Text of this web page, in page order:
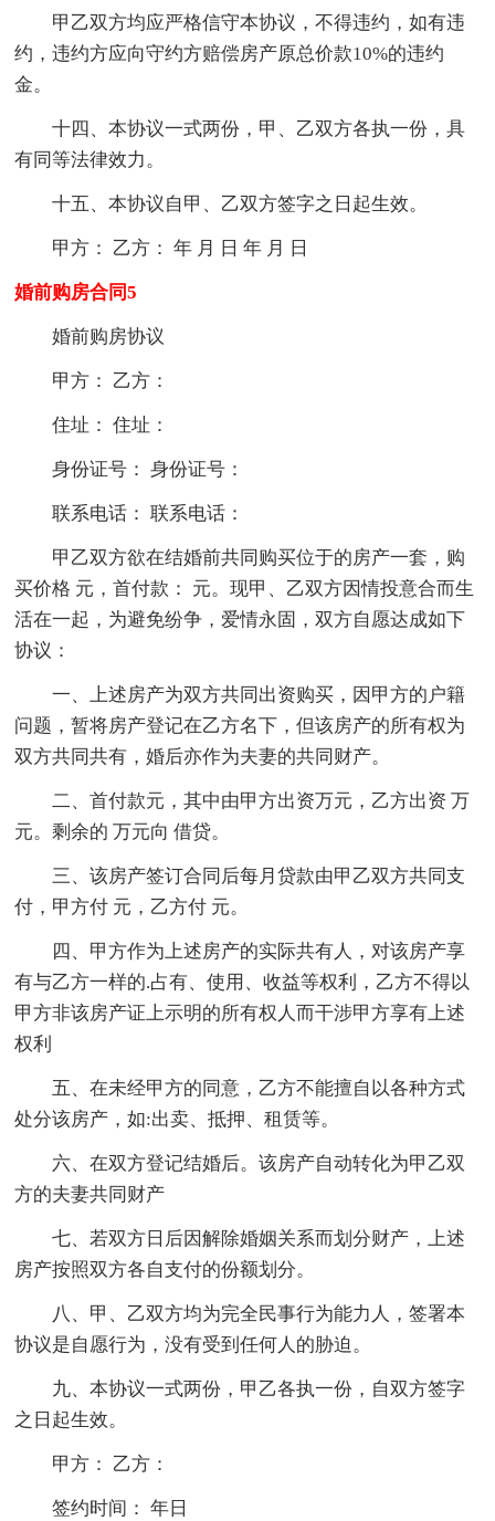
甲乙双方均应严格信守本协议，不得违约，如有违
约，违约方应向守约方赔偿房产原总价款10%的违约
金。
十四、本协议一式两份，甲、乙双方各执一份，具
有同等法律效力。
十五、本协议自甲、乙双方签字之日起生效。
甲方： 乙方： 年 月 日 年 月 日
婚前购房合同5
婚前购房协议
甲方： 乙方：
住址： 住址：
身份证号： 身份证号：
联系电话： 联系电话：
甲乙双方欲在结婚前共同购买位于的房产一套，购
买价格 元，首付款： 元。现甲、乙双方因情投意合而生
活在一起，为避免纷争，爱情永固，双方自愿达成如下
协议：
一、上述房产为双方共同出资购买，因甲方的户籍
问题，暂将房产登记在乙方名下，但该房产的所有权为
双方共同共有，婚后亦作为夫妻的共同财产。
二、首付款元，其中由甲方出资万元，乙方出资 万
元。剩余的 万元向 借贷。
三、该房产签订合同后每月贷款由甲乙双方共同支
付，甲方付 元，乙方付 元。
四、甲方作为上述房产的实际共有人，对该房产享
有与乙方一样的.占有、使用、收益等权利，乙方不得以
甲方非该房产证上示明的所有权人而干涉甲方享有上述
权利
五、在未经甲方的同意，乙方不能擅自以各种方式
处分该房产，如:出卖、抵押、租赁等。
六、在双方登记结婚后。该房产自动转化为甲乙双
方的夫妻共同财产
七、若双方日后因解除婚姻关系而划分财产，上述
房产按照双方各自支付的份额划分。
八、甲、乙双方均为完全民事行为能力人，签署本
协议是自愿行为，没有受到任何人的胁迫。
九、本协议一式两份，甲乙各执一份，自双方签字
之日起生效。
甲方： 乙方：
签约时间： 年日